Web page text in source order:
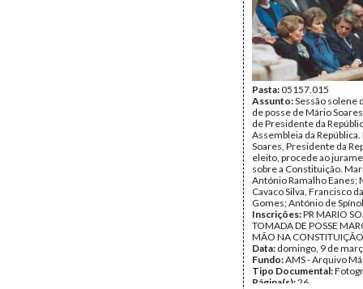
Pasta:05157.015
Assunto:Sessão solene
de posse de Mário
de Presidente da
Assembleia da
Soares, Presidente da
eleito, procede ao
sobre a Constituição.
António Ramalho Eanes;
Cavaco Silva, Francisco
Gomes; António de
Inscrições:PR MARIO
TOMADA DE POSSE
MÃO NA CONSTITUIÇÃO
Data: domingo, 9 de
Fundo:AMS - Arquivo
Tipo Documental:
Página(s):26